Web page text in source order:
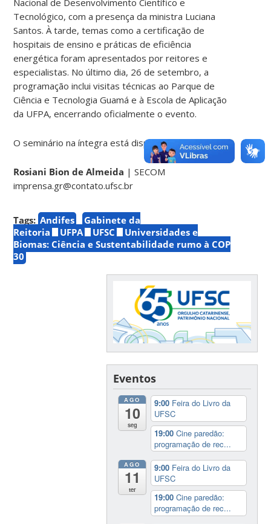
Tecnológico, com a presença da ministra Luciana
Santos. À tarde, temas como a certificação de
hospitais de ensino e práticas de eficiência
energética foram apresentados por reitores e
especialistas. No último dia, 26 de setembro, a
programação inclui visitas técnicas ao Parque de
Ciência e Tecnologia Guamá e à Escola de Aplicação
da UFPA, encerrando oficialmente o evento.
O seminário na íntegra está disponívelneste link.
Rosiani Bion de Almeida | SECOM
imprensa.gr@contato.ufsc.br
Tags: Andifes
Gabinete da
Reitoria
UFPA UFSC
Universidades e
Biomas: Ciência e Sustentabilidade rumo à COP
30
Eventos
AGO
10
seg
9:00 Feira do Livro da
UFSC
19:00Cine paredão:
programação de rec...
AGO
11
ter
9:00 Feira do Livro da
UFSC
19:00Cine paredão:
programação de rec...